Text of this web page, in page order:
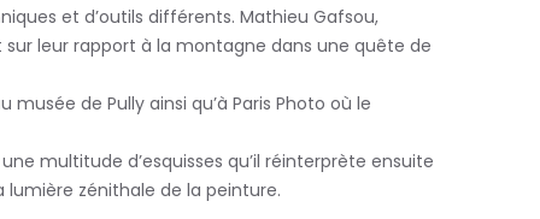
et d’outils différents. Mathieu Gafsou,
leur rapport à la montagne dans une quête de
de Pully ainsi qu’à Paris Photo où le
multitude d’esquisses qu’il réinterprète ensuite
zénithale de la peinture.